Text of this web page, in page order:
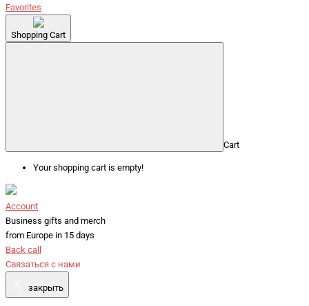
Favorites
Shopping Cart
Cart
Your shopping cart is empty!
Account
Business gifts and merch
from Europe in 15 days
Back call
Связаться с нами
закрыть